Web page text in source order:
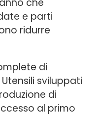
e parti
ridurre
di
sviluppati
di
al primo